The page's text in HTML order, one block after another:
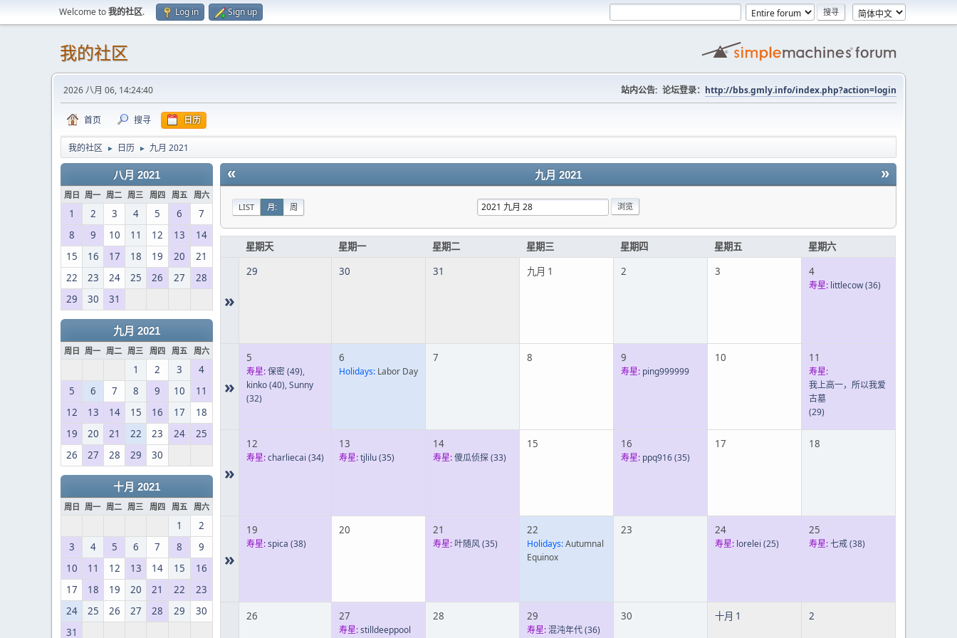
Welcome to我的社区. Log in Sign up
我的社区
2026 八月 06, 14:24:40 站内公告: 论坛登录： http://bbs.gmly.info/index.php?action=login
首页 搜寻 日历
我的社区 ► 日历 ► 九月 2021
八月 2021
周日 周一 周二 周三 周四 周五 周六
1 2 3 4 5 6
7
8
9 10 11 12 13
14
15
16 17 18 19 20
21
22
23 24 25 26 27
28
29
30 31
九月 2021
周日 周一 周二 周三 周四 周五 周六
1 2 3
4
5
6 7 8 9 10
11
12
13 14 15 16 17
18
19
20 21 22 23 24
25
26
27 28 29 30
十月 2021
周日 周一 周二 周三 周四 周五 周六
1
2
3
4 5 6 7 8
9
10
11 12 13 14 15
16
17
18 19 20 21 22
23
24
25 26 27 28 29
30
31
« »
九月 2021
LIST 月: 周
星期天 星期一 星期二 星期三 星期四 星期五 星期六
»
29 30 31 九月 1 2 3 4
寿星: littlecow(36)
»
5
寿星:保密 (49),
kinko(40),Sunny
(32)
6
Holidays: Labor Day
7 8 9
寿星: ping999999
10 11
寿星:
我上高一，所以我爱
古墓
(29)
»
12
寿星:charliecai (34)
13
寿星:tjlilu(35)
14
寿星:傻瓜侦探(33)
15 16
寿星: ppq916(35)
17 18
»
19
寿星:spica (38)
20 21
寿星: 叶随风(35)
22
Holidays:Autumnal
Equinox
23 24
寿星: lorelei (25)
25
寿星:七戒(38)
26 27
寿星:stilldeeppool
28 29
寿星:混沌年代(36)
30 十月 1 2